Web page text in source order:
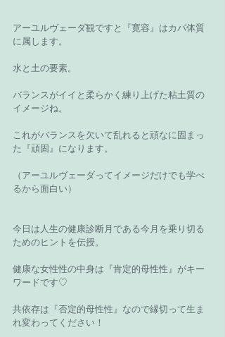
アーユルヴェーダ観ですと『寛容』はカパ体質
に属します。
水と土の要素。
バランスがイイと柔らかく練り上げた粘土質の
イメージね。
これがバランスを欠いて乱れると頑なに固まっ
た『頑固』になります。
（アーユルヴェーダってイメージだけでも学べ
るから面白い）
今日は人生の健康診断月である今月を乗り切る
ためのヒントを伝授。
健康な女性性の中身は『肯定的母性性』がキー
ワードです♡
共依存は『否定的母性性』なので縁切って生ま
れ変わってください！